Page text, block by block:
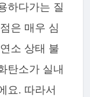
하다가는 질
은 매우 심
소 상태 불
탄소가 실내
요. 따라서